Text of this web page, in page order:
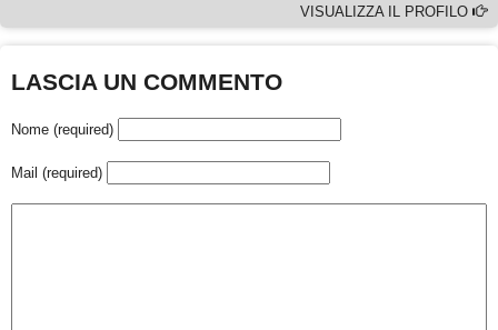
VISUALIZZA IL PROFILO
LASCIA UN COMMENTO
Nome (required)
Mail (required)